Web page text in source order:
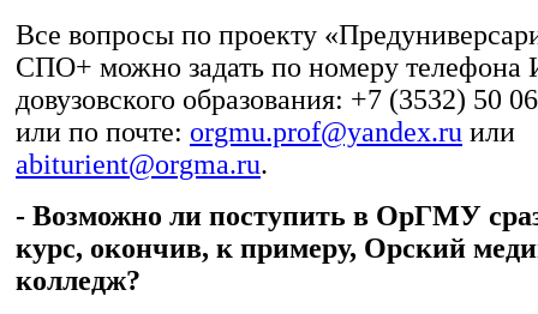
Все вопросы по проекту
СПО+ можно задать по номеру телефона
довузовского образования: +7 (3532) 50
или по почте: orgmu.prof@yandex.ru или
abiturient@orgma.ru.
- Возможно ли поступить в ОрГМУ
курс, окончив, к примеру, Орский
колледж?